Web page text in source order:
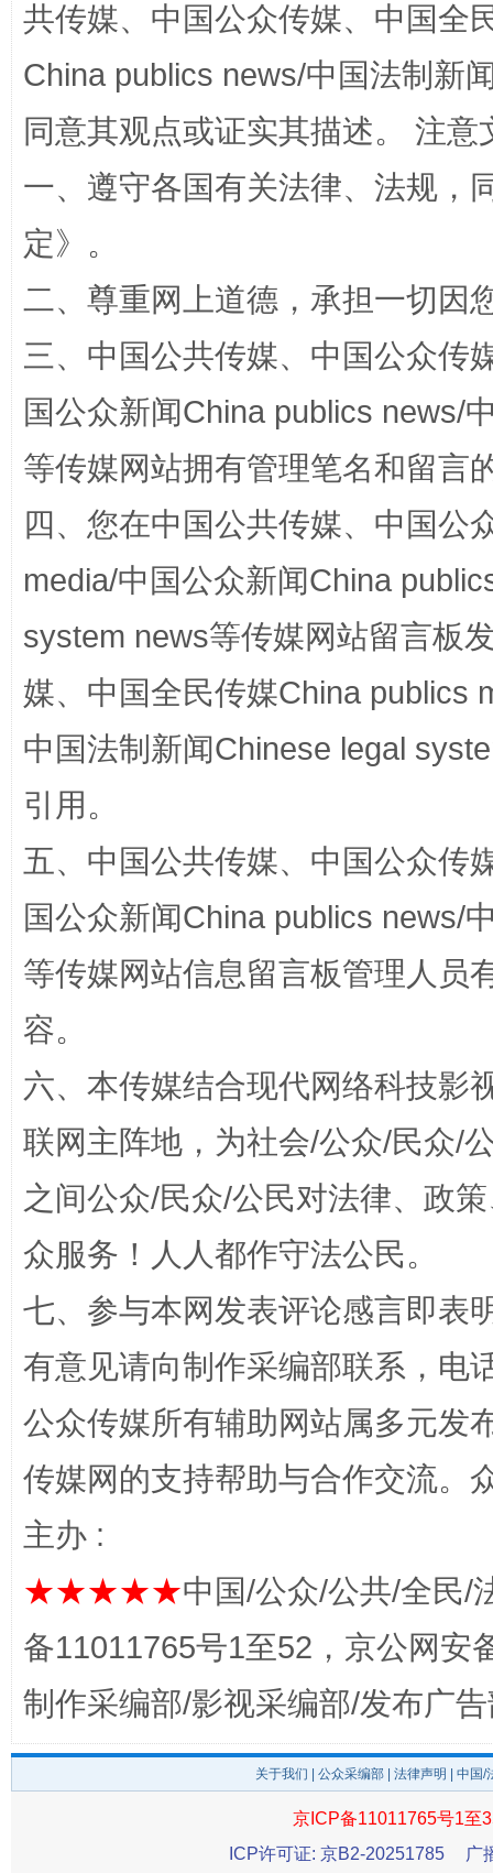
事关残疾人未来5年
如何以同查同治破解风腐交织难题 养老服
一颗心始终滚烫 还
完善运行机制助力责任有效落实
法徽映军营 权益有保障
共传媒、中国公众传媒、中国全
China publics news/中国法制新
同意其观点或证实其描述。 注
一、遵守各国有关法律、法规，
定》。
二、尊重网上道德，承担一切因
三、中国公共传媒、中国公众传
国公众新闻China publics news/
等传媒网站拥有管理笔名和留言
四、您在中国公共传媒、中国公
media/中国公众新闻China
system news等传媒网站留言板
媒、中国全民传媒China publics
中国法制新闻Chinese legal
引用。
五、中国公共传媒、中国公众传
国公众新闻China publics news/
等传媒网站信息留言板管理人员
容。
六、本传媒结合现代网络科技影
联网主阵地，为社会/公众/民众/
之间公众/民众/公民对法律、政
众服务！人人都作守法公民。
七、参与本网发表评论感言即表
有意见请向制作采编部联系，电
公众传媒所有辅助网站属多元发
传媒网的支持帮助与合作交流。
主办 :
★★★★★中国/公众/公共/全民/
备11011765号1至52，京公网安
制作采编部/影视采编部/发布广
关于我们 公众采编部 法律声明 | 中国
京ICP备11011765号1至
ICP许可证: 京B2-20251785
广